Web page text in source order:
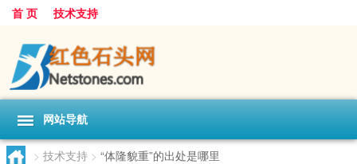
首 页 技术支持
网站导航
> 技术支持 > “体隆貌重”的出处是哪里